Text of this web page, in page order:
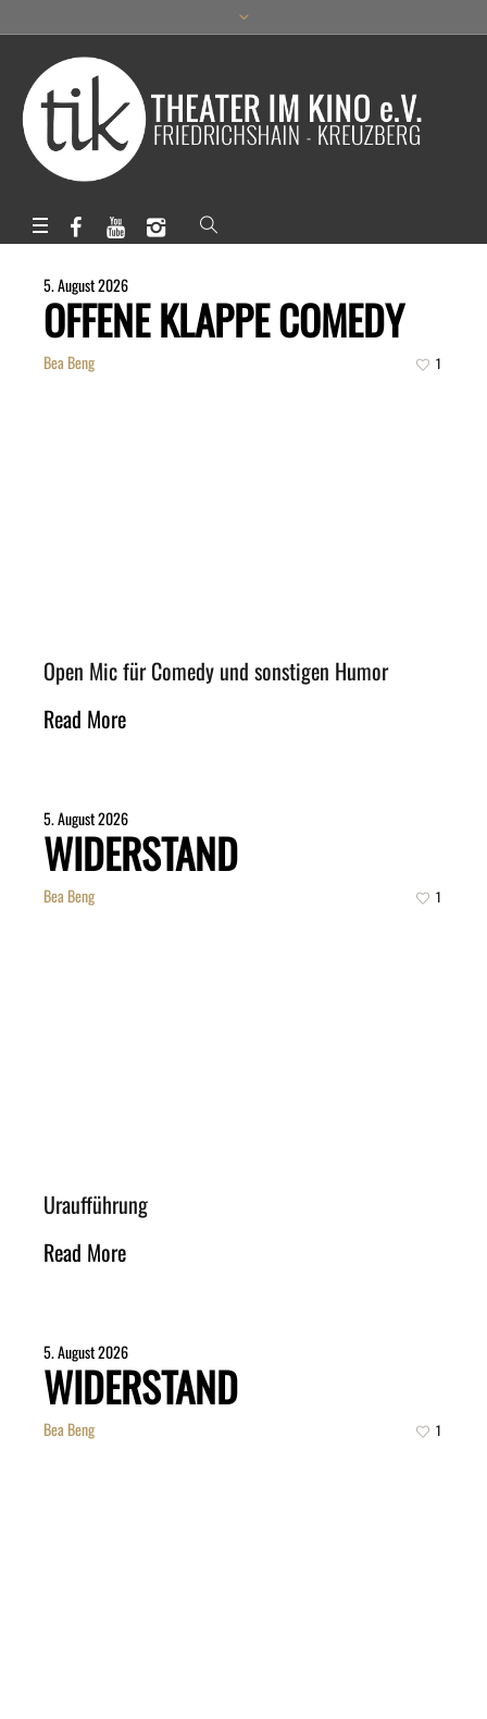
5. August 2026
OFFENE KLAPPE COMEDY
Bea Beng 1
Open Mic für Comedy und sonstigen Humor
Read More
5. August 2026
WIDERSTAND
Bea Beng 1
Uraufführung
Read More
5. August 2026
WIDERSTAND
Bea Beng 1